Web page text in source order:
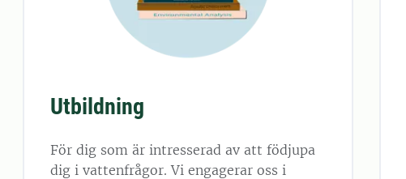
Utbildning
För dig som är intresserad av att födjupa
dig i vattenfrågor. Vi engagerar oss i